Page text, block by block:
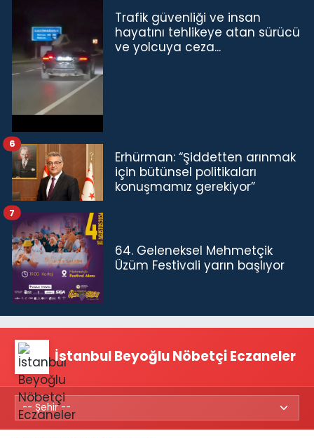
Trafik güvenliği ve insan
hayatını tehlikeye atan sürücü
ve yolcuya ceza...
Erhürman: “Şiddetten arınmak
için bütünsel politikaları
konuşmamız gerekiyor”
6
64. Geleneksel Mehmetçik
Üzüm Festivali yarın başlıyor
7
İstanbul Beyoğlu Nöbetçi Eczaneler